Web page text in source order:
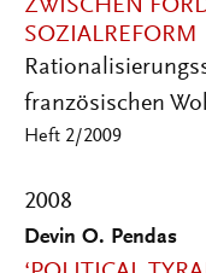
ZWISCHEN
SOZIALREFORM
französischen
Heft 2/2009
2008
Devin O. Pendas